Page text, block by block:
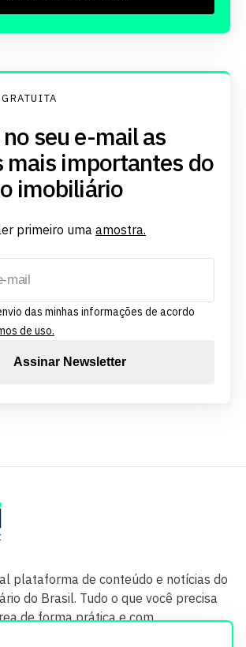
seu e-mail as
mais importantes do
imobiliário
primeiro uma amostra.
das minhas informações de acordo
de uso.
Assinar Newsletter
plataforma de conteúdo e notícias do
do Brasil. Tudo o que você precisa
de forma prática e com